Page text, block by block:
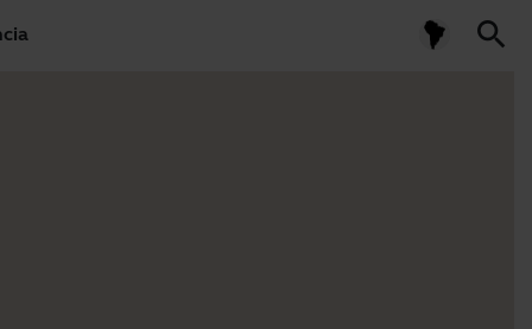
search